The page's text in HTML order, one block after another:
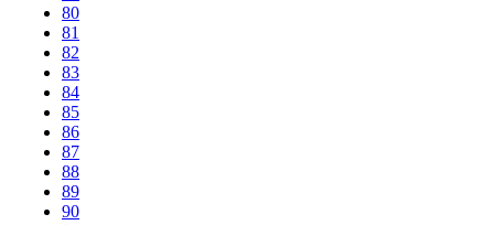
80
81
82
83
84
85
86
87
88
89
90